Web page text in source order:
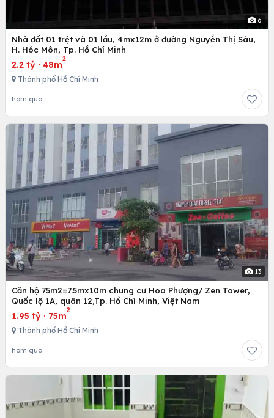
6
Nhà đất 01 trệt và 01 lầu, 4mx12m ở đường Nguyễn Thị Sáu,
H. Hóc Môn, Tp. Hồ Chí Minh
2.2 tỷ · 48m
2
Thành phố Hồ Chí Minh
hôm qua
13
Căn hộ 75m2=7.5mx10m chung cư Hoa Phượng/ Zen Tower,
Quốc lộ 1A, quân 12,Tp. Hồ Chí Minh, Việt Nam
1.95 tỷ · 75m
2
Thành phố Hồ Chí Minh
hôm qua